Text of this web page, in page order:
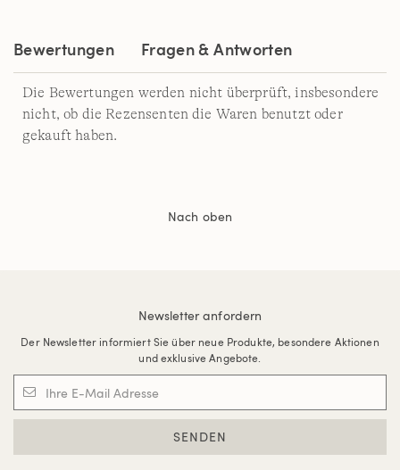
Bewertungen Fragen & Antworten
Die Bewertungen werden nicht überprüft, insbesondere
nicht, ob die Rezensenten die Waren benutzt oder
gekauft haben.
Nach oben
Newsletter anfordern
Der Newsletter informiert Sie über neue Produkte, besondere Aktionen
und exklusive Angebote.
SENDEN